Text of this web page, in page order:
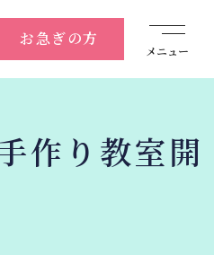
メニュー
お急ぎの方
作り教室開